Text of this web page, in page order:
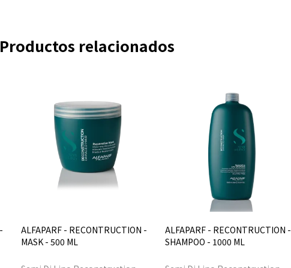
Productos relacionados
ALFAPARF - RECONTRUCTION -
MASK - 500 ML
ALFAPARF - RECONTRUCTION -
SHAMPOO - 1000 ML